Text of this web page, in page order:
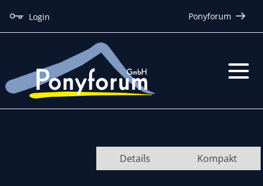
Login Ponyforum
Details Kompakt